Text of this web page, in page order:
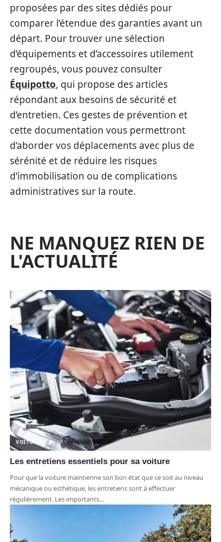
proposées par des sites dédiés pour
comparer l’étendue des garanties avant un
départ. Pour trouver une sélection
d’équipements et d’accessoires utilement
regroupés, vous pouvez consulter
Équipotto, qui propose des articles
répondant aux besoins de sécurité et
d’entretien. Ces gestes de prévention et
cette documentation vous permettront
d’aborder vos déplacements avec plus de
sérénité et de réduire les risques
d’immobilisation ou de complications
administratives sur la route.
NE MANQUEZ RIEN DE
L'ACTUALITÉ
VOITURE
Les entretiens essentiels pour sa voiture
Pour que la voiture maintienne son bon état que ce soit au niveau
mécanique ou esthétique, les entretiens sont à effectuer
régulièrement. Les importants…